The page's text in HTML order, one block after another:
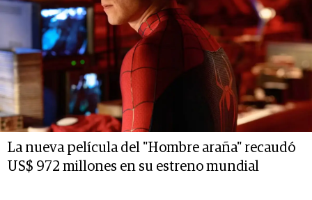
La nueva película del "Hombre araña" recaudó
US$ 972 millones en su estreno mundial